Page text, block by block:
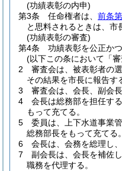
(功績表彰の内申)
第3条
任命権者は、 前条
と思料されるときは、市
(功績表彰の審査)
第4条
功績表彰を公正か
(以下この条において「
2
審査会は、被表彰者の
その結果を市長に報告す
3
審査会は、会長、副会
4
会長は総務部を担任す
もって充てる。
5
委員は、上下水道事業
総務部長をもって充てる。
6
会長は、会務を総理し
7
副会長は、会長を補佐
職務を代理する。